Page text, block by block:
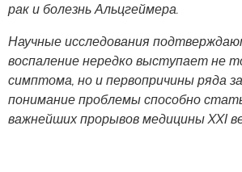
рак и болезнь Альцгеймера.
Научные исследования
воспаление нередко выступает не
симптома, но и первопричины ряда
понимание проблемы способно
важнейших прорывов медицины XXI